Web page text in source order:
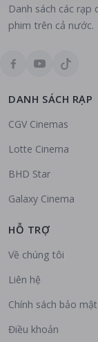
Danh sách các rạp
phim trên cả nước.
DANH SÁCH RẠP
CGV Cinemas
Lotte Cinema
BHD Star
Galaxy Cinema
HỖ TRỢ
Về chúng tôi
Liên hệ
Chính sách bảo mật
Điều khoản